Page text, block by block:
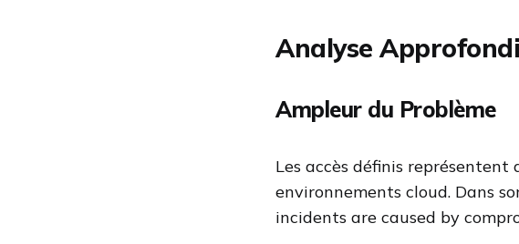
Analyse
Ampleur du Problème
Les accès définis représentent
environnements cloud. Dans
incidents are caused by